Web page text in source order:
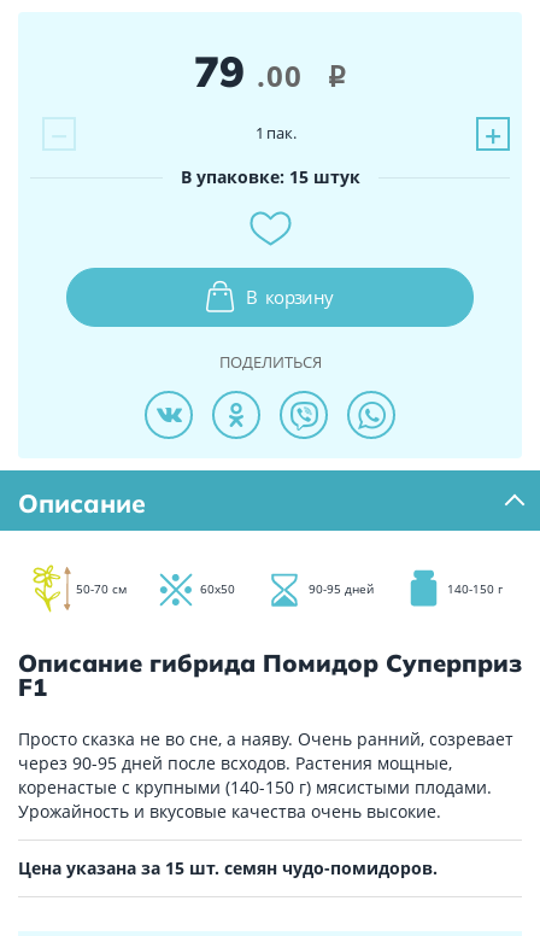
79 .00 i
− +
1 пак.
В упаковке: 15 штук
В корзину
ПОДЕЛИТЬСЯ
Описание
50-70 см 60х50 90-95 дней 140-150 г
Описание гибрида Помидор Суперприз
F1
Просто сказка не во сне, а наяву. Очень ранний, созревает
через 90-95 дней после всходов. Растения мощные,
коренастые с крупными (140-150 г) мясистыми плодами.
Урожайность и вкусовые качества очень высокие.
Цена указана за 15 шт. семян чудо-помидоров.